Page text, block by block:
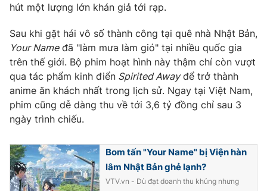
Tư vấn
Lịch phát sóng
Chuyên mục khác
Emagazine Podcast
Photo Infographic
Video Shorts video
VTV Money VTV Thể thao
hút một lượng lớn khán giả tới rạp.
Sau khi gặt hái vô số thành công tại quê nhà Nhật Bản,
Your Nameđã "làm mưa làm gió" tại nhiều quốc gia
trên thế giới. Bộ phim hoạt hình này thậm chí còn vượt
qua tác phẩm kinh điển Spirited Awayđể trở thành
anime ăn khách nhất trong lịch sử. Ngay tại Việt Nam,
phim cũng dễ dàng thu về tới 3,6 tỷ đồng chỉ sau 3
ngày trình chiếu.
Bom tấn "Your Name" bị Viện hàn
lâm Nhật Bản ghẻ lạnh?
VTV.vn - Dù đạt doanh thu khủng nhưng